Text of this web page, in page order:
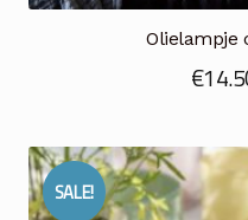
Olielampje
€
SALE!